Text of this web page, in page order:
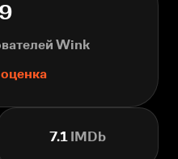
Wink
7.1 IMDb